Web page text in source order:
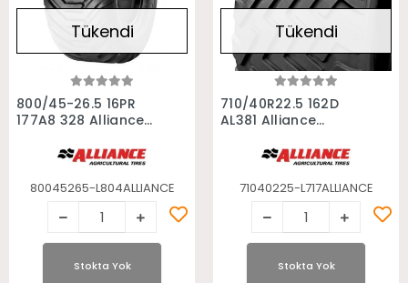
Stokta Yok
Tükendi
800/45-26.5 16PR
177A8 328 Alliance
80045265-L804ALLIANCE
Stokta Yok
Stokta Yok
Tükendi
710/40R22.5 162D
AL381 Alliance
71040225-L717ALLIANCE
Stokta Yok